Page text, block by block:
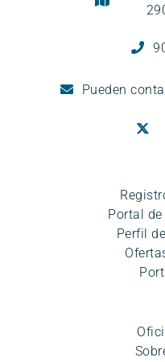
Pueden
Portal
Perfil